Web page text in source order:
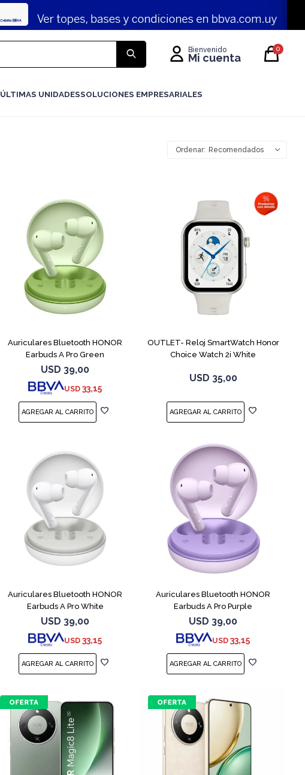
ÚLTIMAS UNIDADESSOLUCIONES EMPRESARIALES
0
Recomendados
Auriculares Bluetooth HONOR
Earbuds A Pro Green
USD 39,00
USD 33,15
OUTLET- Reloj SmartWatch Honor
Choice Watch 2i White
USD 35,00
Auriculares Bluetooth HONOR
Earbuds A Pro White
USD 39,00
USD 33,15
Auriculares Bluetooth HONOR
Earbuds A Pro Purple
USD 39,00
USD 33,15